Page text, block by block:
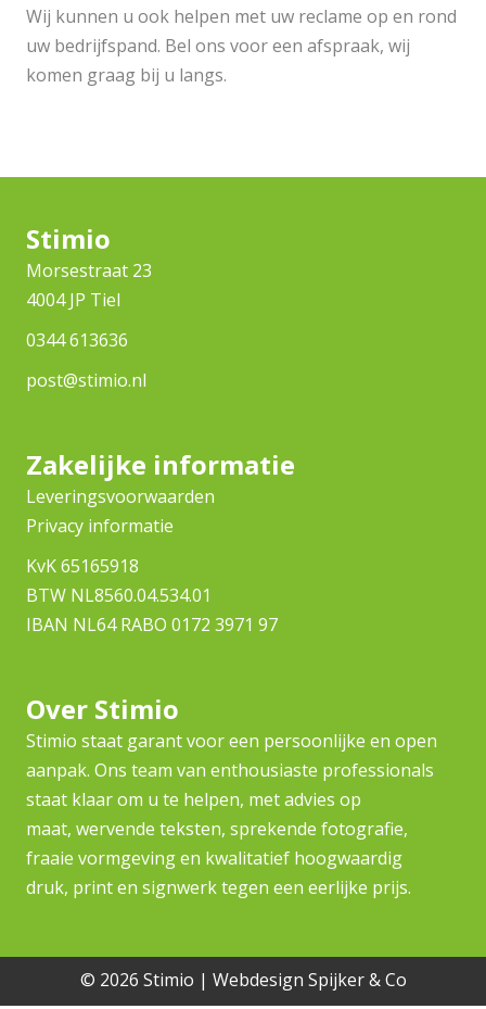
Wij kunnen u ook helpen met uw reclame op en rond
uw bedrijfspand. Bel ons voor een afspraak, wij
komen graag bij u langs.
Stimio
Morsestraat 23
4004 JP Tiel
0344 613636
post@stimio.nl
Zakelijke informatie
Leveringsvoorwaarden
Privacy informatie
KvK 65165918
BTW NL8560.04.534.01
IBAN NL64 RABO 0172 3971 97
Over Stimio
Stimio staat garant voor een persoonlijke en open
aanpak. Ons team van enthousiaste professionals
staat klaar om u te helpen, met advies op
maat, wervende teksten, sprekende fotografie,
fraaie vormgeving en kwalitatief hoogwaardig
druk, print en signwerk tegen een eerlijke prijs.
© 2026 Stimio | Webdesign Spijker & Co